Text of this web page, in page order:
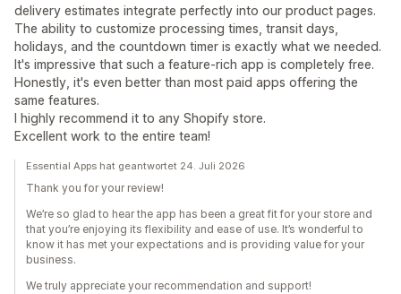
delivery estimates integrate perfectly into our product pages.
The ability to customize processing times, transit days,
holidays, and the countdown timer is exactly what we needed.
It's impressive that such a feature-rich app is completely free.
Honestly, it's even better than most paid apps offering the
same features.
I highly recommend it to any Shopify store.
Excellent work to the entire team!
Essential Apps hat geantwortet 24. Juli 2026
Thank you for your review!
We’re so glad to hear the app has been a great fit for your store and
that you’re enjoying its flexibility and ease of use. It’s wonderful to
know it has met your expectations and is providing value for your
business.
We truly appreciate your recommendation and support!